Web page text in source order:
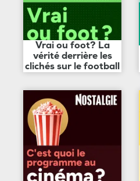
Vrai ou foot? La
vérité derrière les
clichés sur le football